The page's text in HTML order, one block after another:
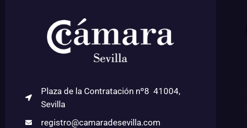
Plaza de la Contratación nº8 41004,
Sevilla
registro@camaradesevilla.com